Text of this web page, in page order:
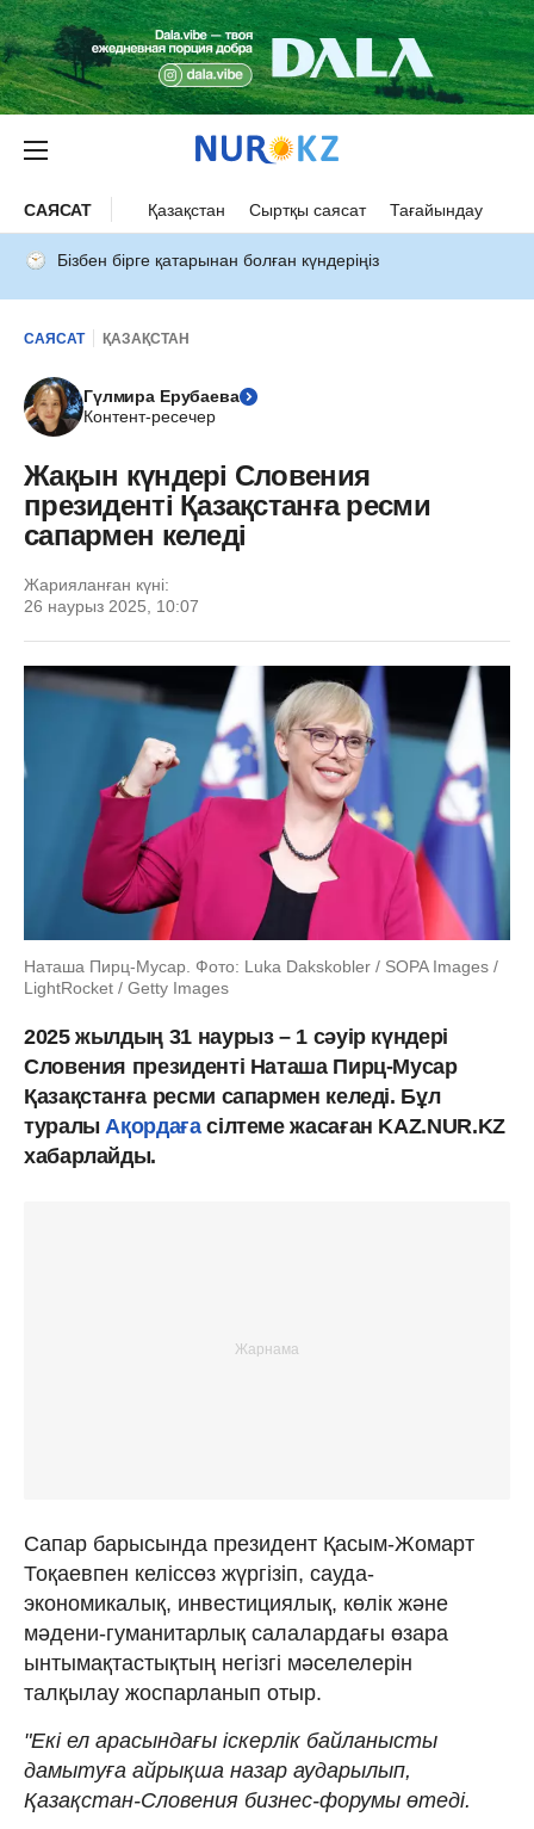
САЯСАТ Қазақстан Сыртқы саясат Тағайындау
Бізбен бірге қатарынан болған күндеріңіз
САЯСАТ ҚАЗАҚСТАН
Гүлмира Ерубаева
Контент-ресечер
Жақын күндері Словения
президенті Қазақстанға ресми
сапармен келеді
Жарияланған күні:
26 наурыз 2025, 10:07
Наташа Пирц-Мусар. Фото: Luka Dakskobler / SOPA Images /
LightRocket / Getty Images
2025 жылдың 31 наурыз – 1 сәуір күндері
Словения президенті Наташа Пирц-Мусар
Қазақстанға ресми сапармен келеді. Бұл
туралы Ақордағасілтеме жасаған KAZ.NUR.KZ
хабарлайды.
Сапар барысында президент Қасым-Жомарт
Тоқаевпен келіссөз жүргізіп, сауда-
экономикалық, инвестициялық, көлік және
мәдени-гуманитарлық салалардағы өзара
ынтымақтастықтың негізгі мәселелерін
талқылау жоспарланып отыр.
"Екі ел арасындағы іскерлік байланысты
дамытуға айрықша назар аударылып,
Қазақстан-Словения бизнес-форумы өтеді.